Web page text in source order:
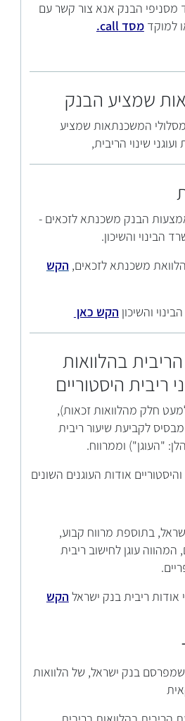
מסניפי הבנק אנא צור קשר עם
למוקדמסד call.
שמציע הבנק
המשכנתאות שמציע
שינוי הריבית,
הבנק משכנתא לזכאים -
הבינוי והשיכון.
משכנתא לזכאים, הקש
והשיכון הקש כאן
בהלוואות
ריבית היסטוריים
חלק מהלוואות זכאות),
לקביעת שיעור ריבית
"העוגן") וממרווח.
אודות העוגנים השונים
בתוספת מרווח קבוע,
עוגן לחישוב ריבית
אודות ריבית בנק ישראל הקש
בנק ישראל, של הלוואות